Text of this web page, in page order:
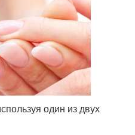
один из двух